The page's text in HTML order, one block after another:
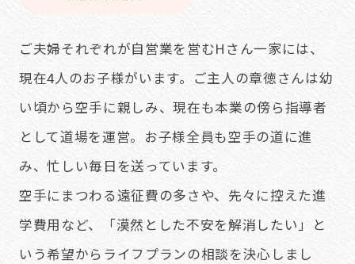
ご夫婦それぞれが自営業を営むHさん一家には、
現在4人のお子様がいます。ご主人の章徳さんは幼
い頃から空手に親しみ、現在も本業の傍ら指導者
として道場を運営。お子様全員も空手の道に進
み、忙しい毎日を送っています。
空手にまつわる遠征費の多さや、先々に控えた進
学費用など、「漠然とした不安を解消したい」と
いう希望からライフプランの相談を決心しまし